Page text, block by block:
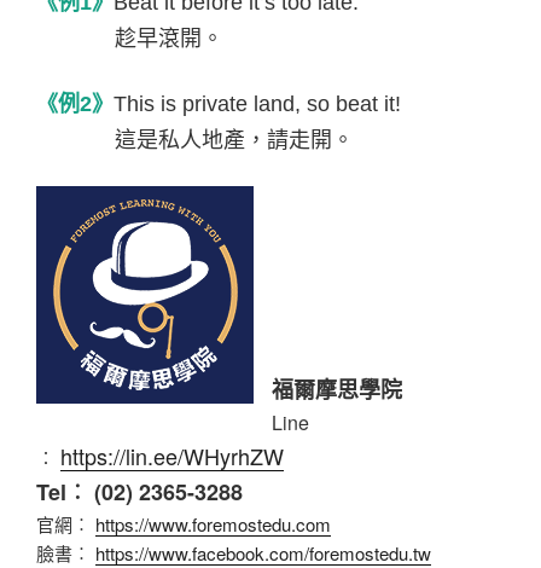
趁早滾開。
《例2》 This is private land, so beat it!
這是私人地產，請走開。
福爾摩思學院
Line
︰ https://lin.ee/WHyrhZW
Tel︰ (02) 2365-3288
官網︰ https://www.foremostedu.com
臉書︰ https://www.facebook.com/foremostedu.tw